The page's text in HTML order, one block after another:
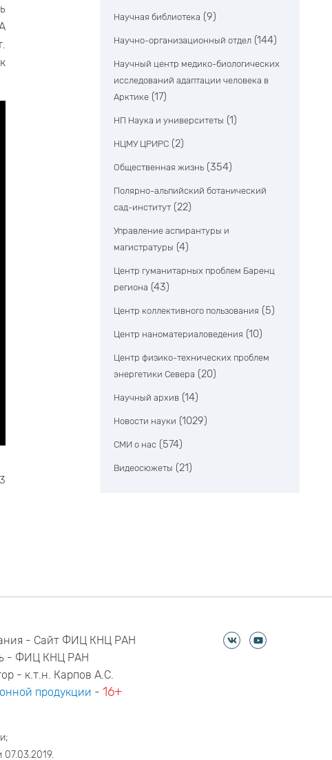
Научная библиотека (9)
Научно-организационный отдел (144)
Научный центр медико-биологических
исследований адаптации человека в
Арктике (17)
НП Наука и университеты (1)
НЦМУ ЦРИРС (2)
Общественная жизнь (354)
Полярно-альпийский ботанический
сад-институт (22)
Управление аспирантуры и
магистратуры (4)
Центр гуманитарных проблем Баренц
региона (43)
Центр коллективного пользования (5)
Центр наноматериаловедения (10)
Центр физико-технических проблем
энергетики Севера (20)
Научный архив (14)
Новости науки (1029)
СМИ о нас (574)
Видеосюжеты (21)
- Сайт ФИЦ КНЦ РАН
- ФИЦ КНЦ РАН
- к.т.н. Карпов А.С.
продукции -16+
07.03.2019.